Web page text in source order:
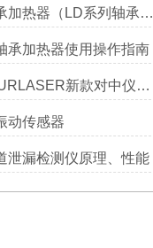
什么是轴承加热器（LD系列轴承加热器）-宁波利德仪器
承加热器使用操作指南
瑞典FIXTURLASER新款对中仪AT200技术介绍
动传感器
泄漏检测仪原理、性能